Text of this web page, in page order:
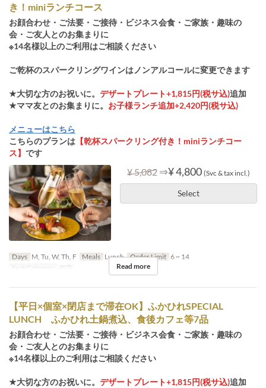
き！miniランチコース
お顔合わせ・ご法要・ご接待・ビジネス会食・ご家族・趣味の
会・ご友人とのお集まりに
※14名様以上のご利用はご相談ください
ご乾杯のスパークリングワインはノンアルコールに変更できます
★大切な方のお祝いに。 デザートプレート+1,815円(税サ込)追加
★ママ友とのお集まりに。 お子様ランチ追加+2,420円(税サ込)
メニューはこちら
こちらのプランは 【乾杯スパークリング付き！miniランチコー
ス】 です
¥ 5,082 ⇒¥ 4,800 (Svc & tax incl.)
Select
Days M, Tu, W, Th, F Meals Lunch Order Limit 6 ~ 14
Seat Category
個室 Read more
【平日×個室×閉店まで滞在OK】ふかひれSPECIAL
LUNCH ふかひれ土鍋煮込、食後カフェ等7品
お顔合わせ・ご法要・ご接待・ビジネス会食・ご家族・趣味の
会・ご友人とのお集まりに
※14名様以上のご利用はご相談ください
★大切な方のお祝いに。 デザートプレート+1,815円(税サ込)追加